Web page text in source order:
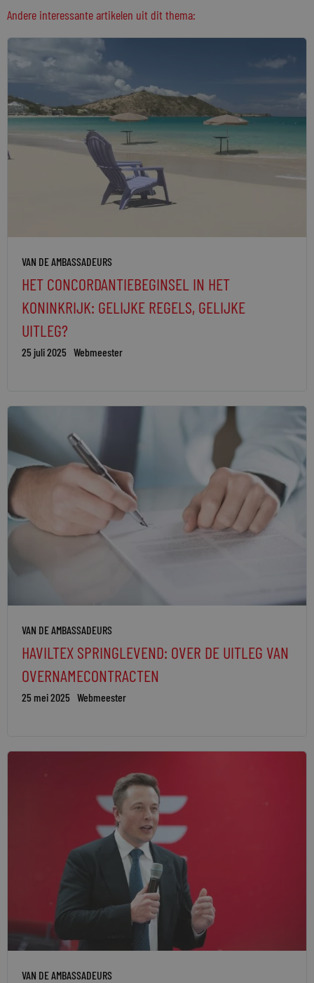
Andere interessante artikelen uit dit thema:
VAN DE AMBASSADEURS
HET CONCORDANTIEBEGINSEL IN HET
KONINKRIJK: GELIJKE REGELS, GELIJKE
UITLEG?
25 juli 2025 Webmeester
VAN DE AMBASSADEURS
HAVILTEX SPRINGLEVEND: OVER DE UITLEG VAN
OVERNAMECONTRACTEN
25 mei 2025 Webmeester
VAN DE AMBASSADEURS